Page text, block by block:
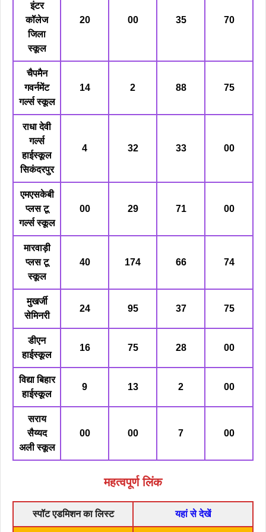
इंटर
कॉलेज
जिला
स्कूल
20 00 35 70
चैपमैन
गवर्नमेंट
गर्ल्स स्कूल
14 2 88 75
राधा देवी
गर्ल्स
हाईस्कूल
सिकंदरपुर
4 32 33 00
एमएसकेबी
प्लस टू
गर्ल्स स्कूल
00 29 71 00
मारवाड़ी
प्लस टू
स्कूल
40 174 66 74
मुखर्जी
सेमिनरी
24 95 37 75
डीएन
हाईस्कूल
16 75 28 00
विद्या बिहार
हाईस्कूल
9 13 2 00
सराय
सैय्यद
अली स्कूल
00 00 7 00
महत्वपूर्ण लिंक
स्पॉट एडमिशन का लिस्ट यहां से देखें